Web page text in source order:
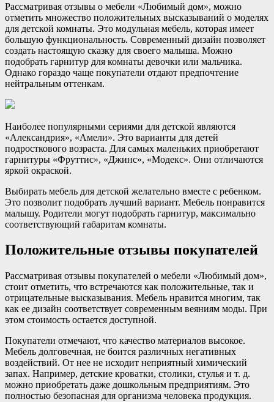
Рассматривая отзывы о мебели «Любимый дом», можно
отметить множество положительных высказываний о моделях
для детской комнаты. Это модульная мебель, которая имеет
большую функциональность. Современный дизайн позволяет
создать настоящую сказку для своего малыша. Можно
подобрать гарнитур для комнаты девочки или мальчика.
Однако гораздо чаще покупатели отдают предпочтение
нейтральным оттенкам.
Наиболее популярными сериями для детской являются
«Александрия», «Амели». Это варианты для детей
подросткового возраста. Для самых маленьких приобретают
гарнитуры «Фруттис», «Джинс», «Модекс». Они отличаются
яркой окраской.
Выбирать мебель для детской желательно вместе с ребенком.
Это позволит подобрать лучший вариант. Мебель понравится
малышу. Родители могут подобрать гарнитур, максимально
соответствующий габаритам комнаты.
Положительные отзывы покупателей
Рассматривая отзывы покупателей о мебели «Любимый дом»,
стоит отметить, что встречаются как положительные, так и
отрицательные высказывания. Мебель нравится многим, так
как ее дизайн соответствует современным веяниям моды. При
этом стоимость остается доступной.
Покупатели отмечают, что качество материалов высокое.
Мебель долговечная, не боится различных негативных
воздействий. От нее не исходит неприятный химический
запах. Например, детские кроватки, столики, стулья и т. д.
можно приобретать даже дошкольным предприятиям. Это
полностью безопасная для организма человека продукция.